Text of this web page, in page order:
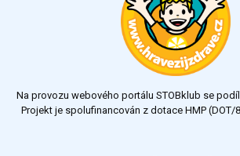
Na provozu webového portálu STOBklub se
Projekt je spolufinancován z dotace HMP (DOT/